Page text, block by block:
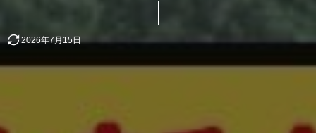
2026年7月15日